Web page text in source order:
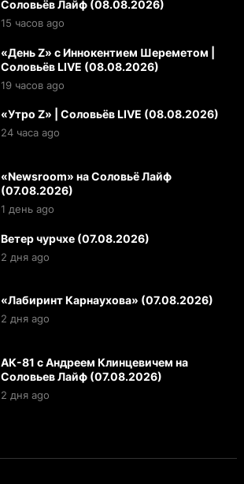
Соловьёв Лайф (08.08.2026)
15 часов ago
«День Z» с Иннокентием Шереметом |
Соловьёв LIVE (08.08.2026)
19 часов ago
«Утро Z» | Соловьёв LIVE (08.08.2026)
24 часа ago
«Newsroom» на Соловьё Лайф
(07.08.2026)
1 день ago
Ветер чурчхе (07.08.2026)
2 дня ago
«Лабиринт Карнаухова» (07.08.2026)
2 дня ago
АК-81 с Андреем Клинцевичем на
Соловьев Лайф (07.08.2026)
2 дня ago